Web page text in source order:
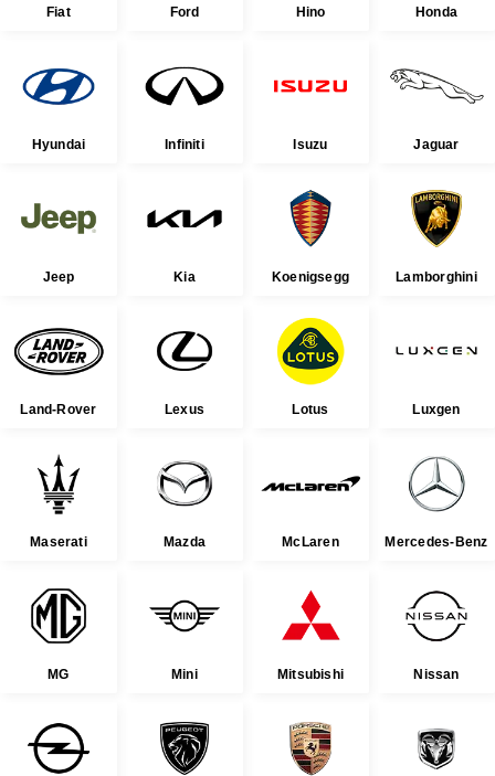
Fiat Ford Hino Honda
Hyundai Infiniti Isuzu Jaguar
Jeep Kia Koenigsegg Lamborghini
Land-Rover Lexus Lotus Luxgen
Maserati Mazda McLaren Mercedes-Benz
MG Mini Mitsubishi Nissan